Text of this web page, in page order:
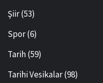
Şiir(53)
Spor(6)
Tarih(59)
Tarihi Vesikalar(98)